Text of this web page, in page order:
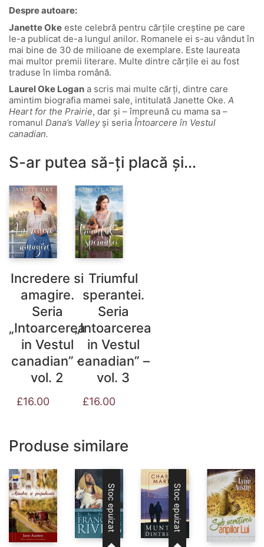
Despre autoare:
Janette Oke este celebră pentru cărțile creștine pe care
le-a publicat de-a lungul anilor. Romanele ei s-au vândut în
mai bine de 30 de milioane de exemplare. Este laureata
mai multor premii literare. Multe dintre cărțile ei au fost
traduse în limba română.
Laurel Oke Logan a scris mai multe cărți, dintre care
amintim biografia mamei sale, intitulată Janette Oke. A
Heart for the Prairie, dar și – împreună cu mama sa –
romanul Dana’s Valleyși seria Întoarcere în Vestul
canadian.
S-ar putea să-ți placă și…
Incredere si
amagire.
Seria
„Intoarcerea
in Vestul
canadian” –
vol. 2
£16.00
Triumful
sperantei.
Seria
„Intoarcerea
in Vestul
canadian” –
vol. 3
£16.00
Produse similare
Stoc epuizat Stoc epuizat